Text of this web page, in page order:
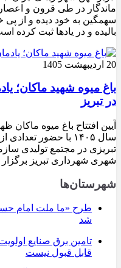
ماندگار در طی قرون و
سهمگین به خود دیده و از پی
بالیده و در یادها ثبت کرده
20 اردیبهشت 1405
باغ میوه شهید ماکان؛
در تبریز
آیین افتتاح باغ میوه ماکان
سال ۱۴۰۵ با حضور
تبریزی در مجتمع تولیدی
شهری شهرداری تبریز
شهرستان‌ها
طرح «ما ملت امام
شد
تامین برق صنایع
قابل قبول نیست